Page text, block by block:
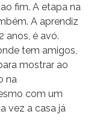
fim. A etapa na
A aprendiz
anos, é avó.
tem amigos,
mostrar ao
na
com um
vez a casa já